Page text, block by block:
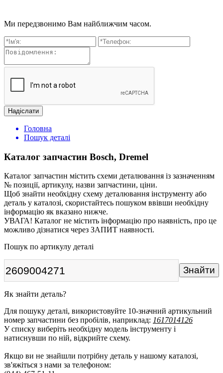
Ми передзвонимо Вам найближчим часом.
Головна
Пошук деталі
Каталог запчастин Bosch, Dremel
Каталог запчастин містить схеми деталювання із зазначенням
№ позиції, артикулу, назви запчастини, ціни.
Щоб знайти необхідну схему деталювання інструменту або
деталь у каталозі, скористайтесь пошуком ввівши необхідну
інформацію як вказано нижче.
УВАГА! Каталог не містить інформацію про наявність, про це
можливо дізнатися через ЗАПИТ наявності.
Пошук по артикулу деталі
Як знайти деталь?
Для пошуку деталі, використовуйте 10-значний артикульний
номер запчастини без пробілів, наприклад: 1617014126
У списку виберіть необхідну модель інструменту і
натиснувши по ній, відкрийте схему.
Якщо ви не знайшли потрібну деталь у нашому каталозі,
зв'яжіться з нами за телефоном: